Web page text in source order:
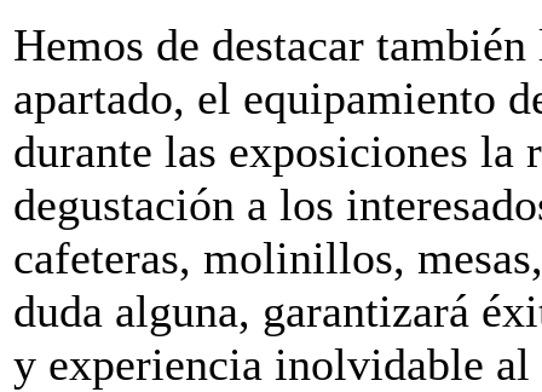
Hemos de destacar
apartado, el equipamiento
durante las exposiciones la
degustación a los
cafeteras, molinillos,
duda alguna, garantizará
y experiencia inolvidable